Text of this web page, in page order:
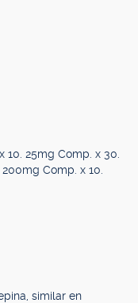
10. 25mg Comp. x 30.
Comp. x 10.
similar en